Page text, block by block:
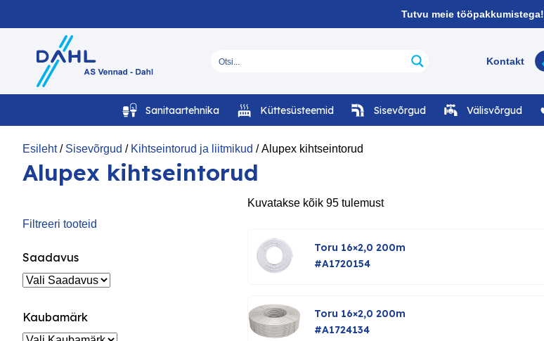
Tutvu meie tööpakkumistega!
Kontakt
Sanitaartehnika Küttesüsteemid Sisevõrgud Välisvõrgud
Esileht/ Sisevõrgud / Kihtseintorud ja liitmikud /Alupex kihtseintorud
Alupex kihtseintorud
Filtreeri tooteid
Saadavus
Kaubamärk
Kuvatakse kõik 95 tulemust
Toru 16×2,0 200m
#A1720154
Toru 16×2,0 200m
#A1724134